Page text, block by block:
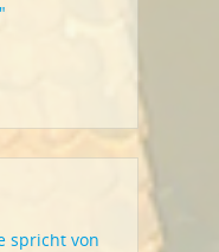
spricht von